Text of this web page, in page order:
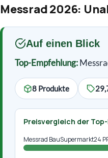
Messrad 2026:
Auf einen Blick
Top-Empfehlung:
8 Produkte
Preisvergleich der
Messrad BauSupermarkt24